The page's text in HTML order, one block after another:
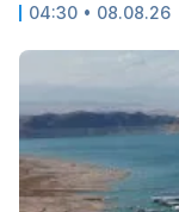
04:30 • 08.08.26